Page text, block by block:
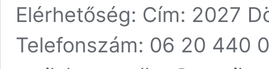
Elérhetőség: Cím: 2027
Telefonszám: 06 20 440